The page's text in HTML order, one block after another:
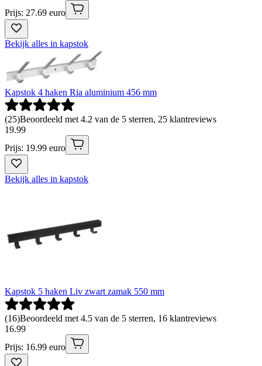
Prijs: 27.69 euro
Bekijk alles in kapstok
Kapstok 4 haken Ria aluminium 456 mm
(25)Beoordeeld met 4.2 van de 5 sterren, 25 klantreviews
19.99
Prijs: 19.99 euro
Bekijk alles in kapstok
Kapstok 5 haken Liv zwart zamak 550 mm
(16)Beoordeeld met 4.5 van de 5 sterren, 16 klantreviews
16.99
Prijs: 16.99 euro